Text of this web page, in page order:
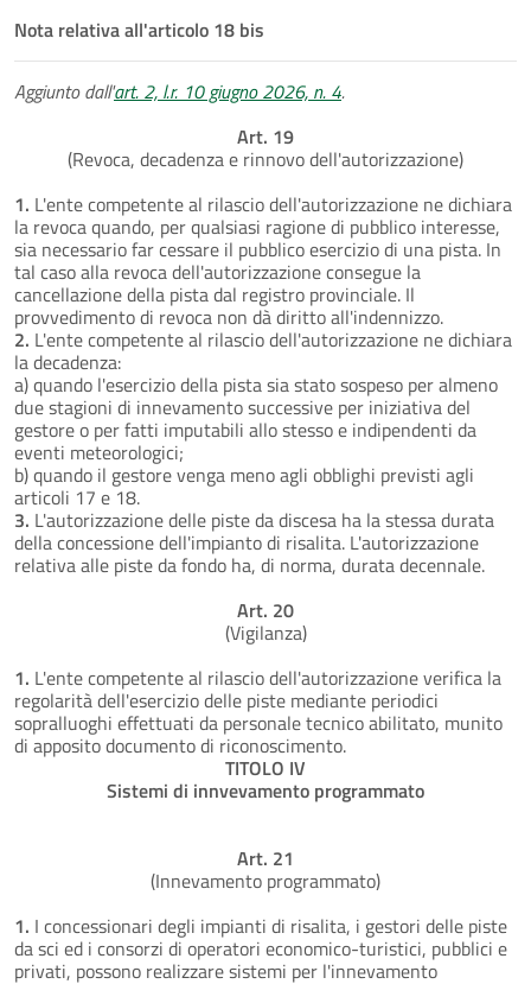
Nota relativa all'articolo 18 bis
Aggiunto dall'art. 2, l.r. 10 giugno 2026, n. 4.
Art. 19
(Revoca, decadenza e rinnovo dell'autorizzazione)
1. L'ente competente al rilascio dell'autorizzazione ne dichiara
la revoca quando, per qualsiasi ragione di pubblico interesse,
sia necessario far cessare il pubblico esercizio di una pista. In
tal caso alla revoca dell'autorizzazione consegue la
cancellazione della pista dal registro provinciale. Il
provvedimento di revoca non dà diritto all'indennizzo.
2. L'ente competente al rilascio dell'autorizzazione ne dichiara
la decadenza:
a) quando l'esercizio della pista sia stato sospeso per almeno
due stagioni di innevamento successive per iniziativa del
gestore o per fatti imputabili allo stesso e indipendenti da
eventi meteorologici;
b) quando il gestore venga meno agli obblighi previsti agli
articoli 17 e 18.
3. L'autorizzazione delle piste da discesa ha la stessa durata
della concessione dell'impianto di risalita. L'autorizzazione
relativa alle piste da fondo ha, di norma, durata decennale.
Art. 20
(Vigilanza)
1. L'ente competente al rilascio dell'autorizzazione verifica la
regolarità dell'esercizio delle piste mediante periodici
sopralluoghi effettuati da personale tecnico abilitato, munito
di apposito documento di riconoscimento.
TITOLO IV
Sistemi di innvevamento programmato
Art. 21
(Innevamento programmato)
1. I concessionari degli impianti di risalita, i gestori delle piste
da sci ed i consorzi di operatori economico-turistici, pubblici e
privati, possono realizzare sistemi per l'innevamento